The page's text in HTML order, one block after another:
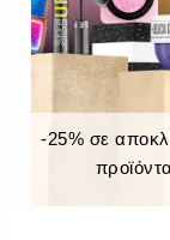
-25% σε
προϊόντα